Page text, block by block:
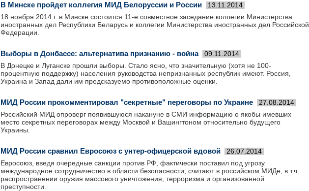
В Минске пройдет коллегия МИД Белоруссии и России 13.11.2014
18 ноября 2014 г. в Минске состоится 11-е совместное заседание коллегии Министерства
иностранных дел Республики Беларусь и коллегии Министерства иностранных дел Российской
Федерации.
Выборы в Донбассе: альтернатива признанию - война 09.11.2014
В Донецке и Луганске прошли выборы. Стало ясно, что значительную (хотя не 100-
процентную поддержку) населения руководства непризнанных республик имеют. Россия,
Украина и Запад дали им предсказуемо противоположные оценки.
МИД России прокомментировал "секретные" переговоры по Украине 27.08.2014
Российский МИД опроверг появившуюся накануне в СМИ информацию о якобы имевших
место секретных переговорах между Москвой и Вашингтоном относительно будущего
Украины.
МИД России сравнил Евросоюз с унтер-офицерской вдовой 26.07.2014
Евросоюз, введя очередные санкции против РФ, фактически поставил под угрозу
международное сотрудничество в области безопасности, считают в российском МИДе, в т.ч.
распространении оружия массового уничтожения, терроризма и организованной
преступности.